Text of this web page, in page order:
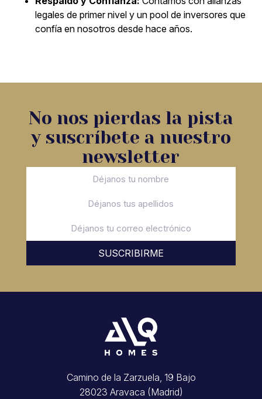
legales de primer nivel y un pool de inversores que
confía en nosotros desde hace años.
No nos pierdas la pista
y suscríbete a nuestro
newsletter
SUSCRIBIRME
Camino de la Zarzuela, 19 Bajo
28023 Aravaca (Madrid)